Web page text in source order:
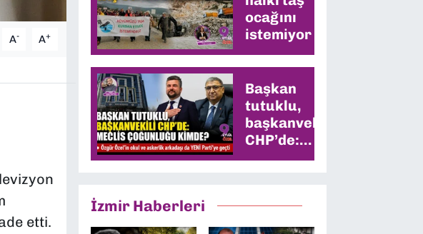
A- A+
etti.
ocağını
istemiyor
Başkan
tutuklu,
başkanvekili
CHP’de:
Meclis
İzmir Haberleri